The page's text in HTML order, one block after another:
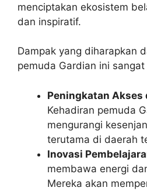
menciptakan ekosistem
dan inspiratif.
Dampak yang diharapkan
pemuda Gardian ini
Peningkatan Akses
Kehadiran pemuda
mengurangi
terutama di daerah
Inovasi
membawa energi
Mereka akan